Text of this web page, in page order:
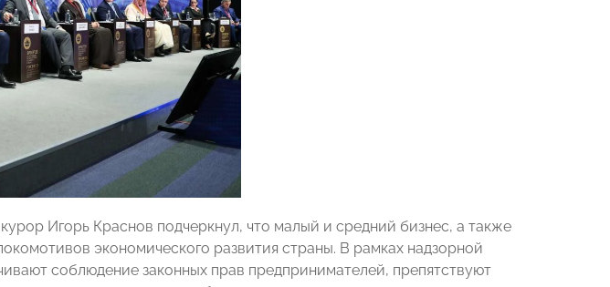
Игорь Краснов подчеркнул, что малый и средний бизнес, а также
экономического развития страны. В рамках надзорной
соблюдение законных прав предпринимателей, препятствуют